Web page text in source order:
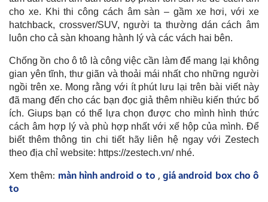
cho xe. Khi thi công cách âm sàn – gầm xe hơi, với xe
hatchback, crossver/SUV, người ta thường dán cách âm
luôn cho cả sàn khoang hành lý và các vách hai bên.
Chống ồn cho ô tô là công việc cần làm để mang lại không
gian yên tĩnh, thư giãn và thoải mái nhất cho những người
ngồi trên xe. Mong rằng với ít phút lưu lại trên bài viết này
đã mang đến cho các bạn đọc giả thêm nhiều kiến thức bổ
ích. Giups bạn có thể lựa chọn được cho mình hình thức
cách âm hợp lý và phù hợp nhất với xế hộp của mình. Để
biết thêm thông tin chi tiết hãy liên hệ ngay với Zestech
theo địa chỉ website: https://zestech.vn/ nhé.
Xem thêm: màn hình android o to , giá android box cho ô
to